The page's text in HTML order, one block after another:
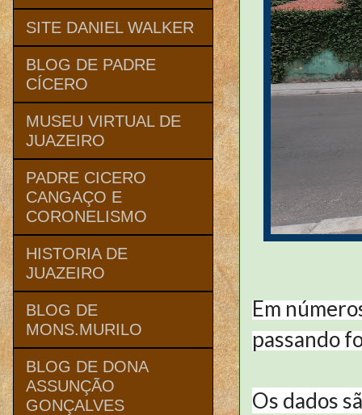
Em
passando
Os dados
SITE DANIEL WALKER
BLOG DE PADRE
CÍCERO
MUSEU VIRTUAL DE
JUAZEIRO
PADRE CICERO
CANGAÇO E
CORONELISMO
HISTORIA DE
JUAZEIRO
BLOG DE
MONS.MURILO
BLOG DE DONA
ASSUNÇÃO
GONÇALVES